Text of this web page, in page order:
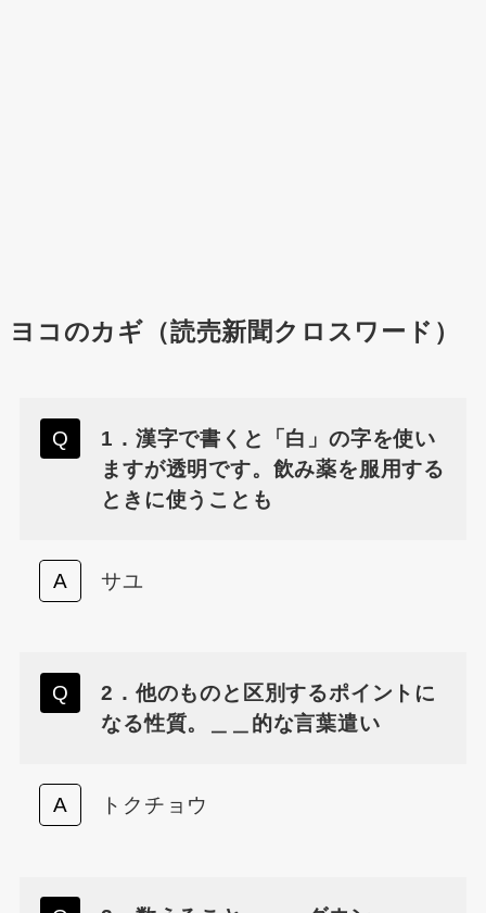
ヨコのカギ（読売新聞クロスワード）
1．漢字で書くと「白」の字を使い
ますが透明です。飲み薬を服用する
ときに使うことも
サユ
2．他のものと区別するポイントに
なる性質。＿＿的な言葉遣い
トクチョウ